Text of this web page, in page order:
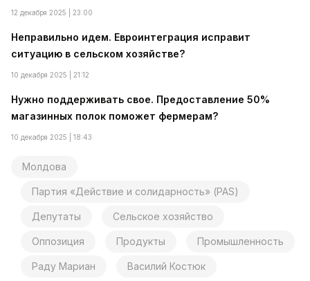
12 декабря 2025 | 23:00
Неправильно идем. Евроинтеграция исправит
ситуацию в сельском хозяйстве?
10 декабря 2025 | 21:12
Нужно поддерживать свое. Предоставление 50%
магазинных полок поможет фермерам?
10 декабря 2025 | 18:43
Молдова
Партия «Действие и солидарность» (PAS)
Депутаты Сельское хозяйство
Оппозиция Продукты Промышленность
Раду Мариан Василий Костюк